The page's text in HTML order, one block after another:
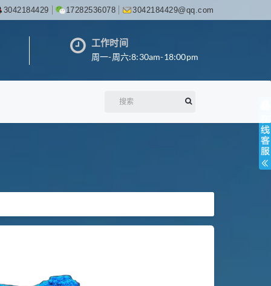
3042184429 17282536078 3042184429@qq.com
工作时间
周一-周六:8:30am-18:00pm